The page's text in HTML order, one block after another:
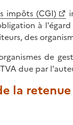
impôts (CGI)
à
des
de
due par
la retenue